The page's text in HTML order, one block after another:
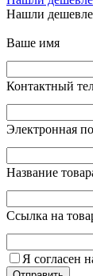
Нашли дешевле
Ваше имя
Контактный
Электронная
Название
Ссылка на
Я согласен